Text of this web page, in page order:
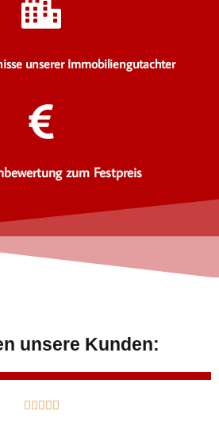
unserer Immobiliengutachter
zum Festpreis
unsere Kunden:
    B